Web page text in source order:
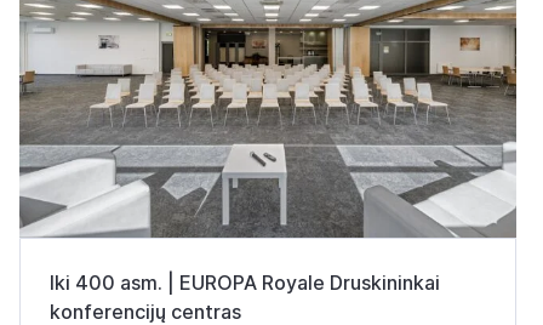
Iki 400 asm. | EUROPA Royale Druskininkai
konferencijų centras